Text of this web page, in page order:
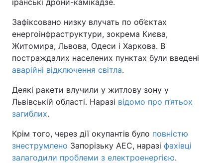
іранські дрони-камікадзе.
Зафіксовано низку влучать по об’єктах
енергоінфраструктури, зокрема Києва,
Житомира, Львова, Одеси і Харкова. В
постраждалих населених пунктах були введені
аварійні відключення світла.
Деякі ракети влучили у житлову зону у
Львівській області. Наразі відомо про п’ятьох
загиблих.
Крім того, через дії окупантів було повністю
знеструмлено Запорізьку АЕС, наразі фахівці
залагодили проблеми з електроенергією.